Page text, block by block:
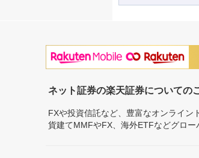
ネット証券の楽天証券についての
FXや投資信託など、豊富なオンライン
貨建てMMFやFX、海外ETFなどグロー